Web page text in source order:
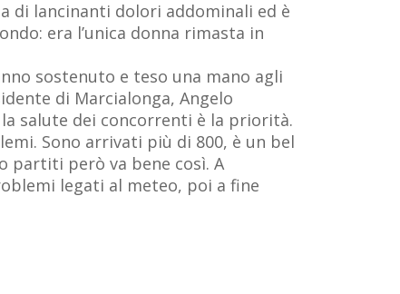
di lancinanti dolori addominali ed è
era l’unica donna rimasta in
sostenuto e teso una mano agli
di Marcialonga, Angelo
salute dei concorrenti è la priorità.
Sono arrivati più di 800, è un bel
partiti però va bene così. A
legati al meteo, poi a fine